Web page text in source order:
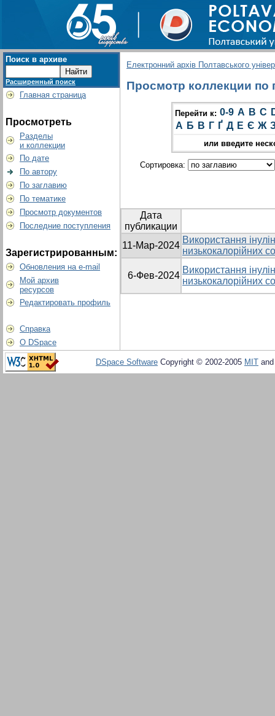
Поиск в архиве
Расширенный поиск
Главная страница
Просмотреть
Разделы
и коллекции
По дате
По автору
По заглавию
По тематике
Просмотр документов
Последние поступления
Зарегистрированным:
Обновления на e-mail
Мой архив
ресурсов
Редактировать профиль
Справка
О DSpace
Електронний архів Полтавського
Просмотр коллекции по
Перейти к: 0-9 A B C
А Б В Г Ґ Д Е Є Ж
или введите
Сортировка:
Дата
публикации
11-Мар-2024
Використання
низькокалорійних
6-Фев-2024
Використання
низькокалорійних
DSpace Software Copyright © 2002-2005 MIT